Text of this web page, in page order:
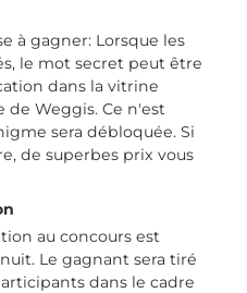
à gagner: Lorsque les
le mot secret peut être
dans la vitrine
Weggis. Ce n'est
sera débloquée. Si
de superbes prix vous
au concours est
Le gagnant sera tiré
dans le cadre